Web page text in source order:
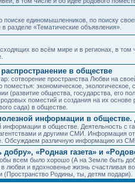
единомышленников, по поиску
разделе «Тематические объявления».
во всём мире и в регионах, в том
в обществе
сотворение пространства Любви на
экономическое,
(развитие общества, государства, его
поместий и создания на их
сада) в обществе.
информации в
в обществе. Деятельность с
и другими СМИ. Информация
Обсуждаем различную информацию из
«Родная газета» и
всем было хорошо (А на Земле быть
и вдохновенье жизнь счастливая
(Пространство Родины, ты, детям подари).